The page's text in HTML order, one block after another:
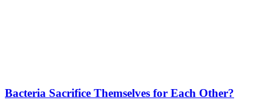
Bacteria Sacrifice Themselves for Each Other?